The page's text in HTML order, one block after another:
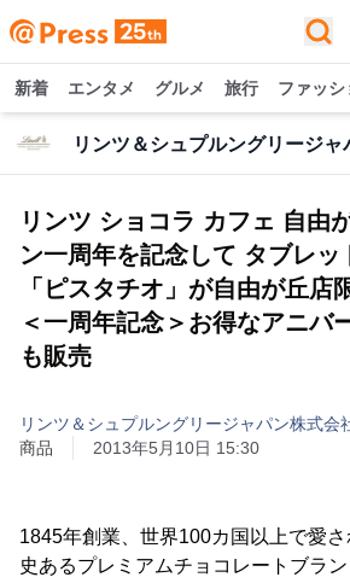
新着 エンタメ グルメ 旅行 ファッ
リンツ ショコラ カフェ 自
ン一周年を記念して タブレッ
「ピスタチオ」が自由が丘
＜一周年記念＞お得なアニバ
も販売
リンツ＆シュプルングリージャパン株式会
商品
2013年5月10日 15:30
1845年創業、世界100カ国以上で愛
史あるプレミアムチョコレートブラ